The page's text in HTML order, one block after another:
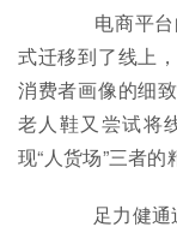
电商平台
式迁移到了线上
消费者画像的细
老人鞋又尝试将
现“人货场”三者的
足力健通过